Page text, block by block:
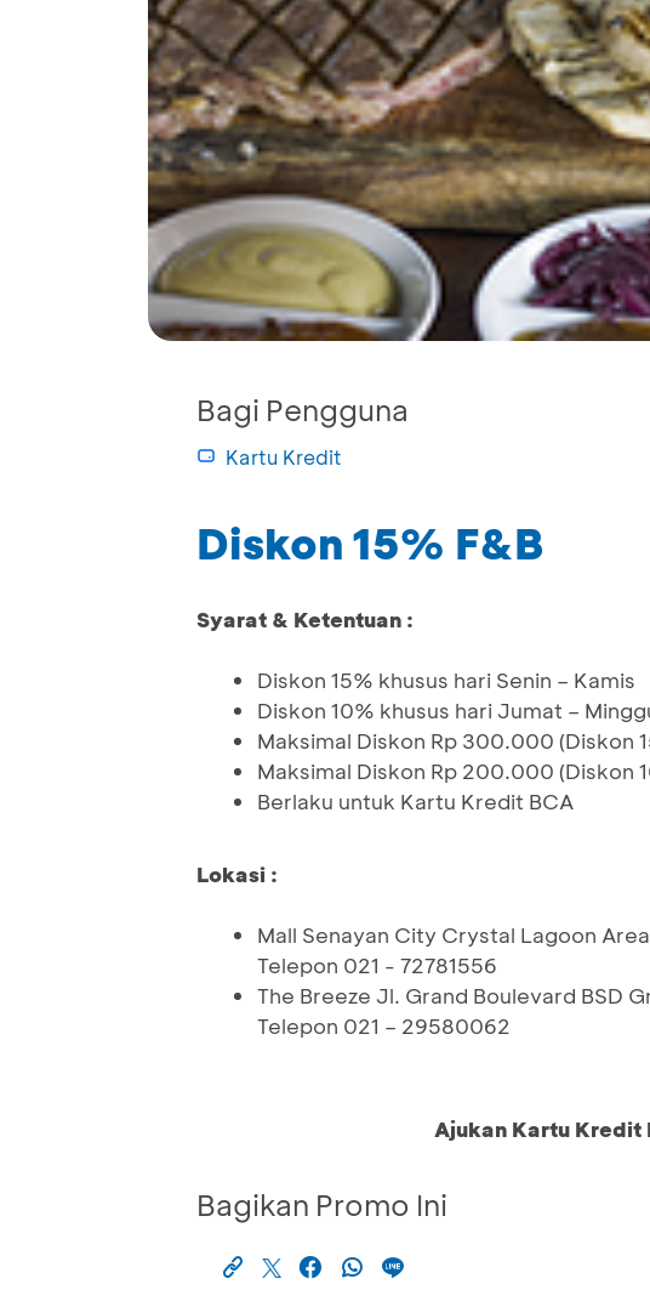
Bagi Pengguna
Kartu Kredit
Diskon 15% F&B
Syarat & Ketentuan :
Diskon 15% khusus hari Senin – Kamis
Diskon 10% khusus hari Jumat –
Maksimal Diskon Rp 300.000 (Diskon
Maksimal Diskon Rp 200.000 (Diskon
Berlaku untuk Kartu Kredit BCA
Lokasi :
Mall Senayan City Crystal Lagoon
Telepon 021 - 72781556
The Breeze Jl. Grand Boulevard BSD
Telepon 021 – 29580062
Ajukan Kartu Kredit
Bagikan Promo Ini